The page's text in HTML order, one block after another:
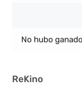
No hubo
ReKino